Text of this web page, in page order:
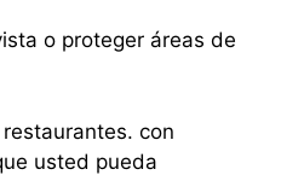
o proteger áreas de
con
usted pueda